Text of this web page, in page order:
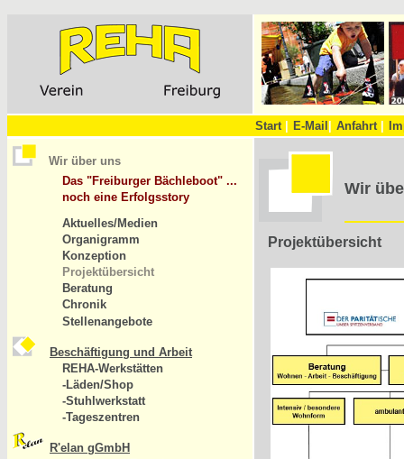
Start| E-Mail Anfahrt|
Wir über uns
Das "Freiburger Bächleboot" ...
noch eine Erfolgsstory
Aktuelles/Medien
Organigramm
Konzeption
Projektübersicht
Beratung
Chronik
Stellenangebote
Beschäftigung und Arbeit
REHA-Werkstätten
-Läden/Shop
-Stuhlwerkstatt
-Tageszentren
R'elan gGmbH
Wir
Projektübersicht